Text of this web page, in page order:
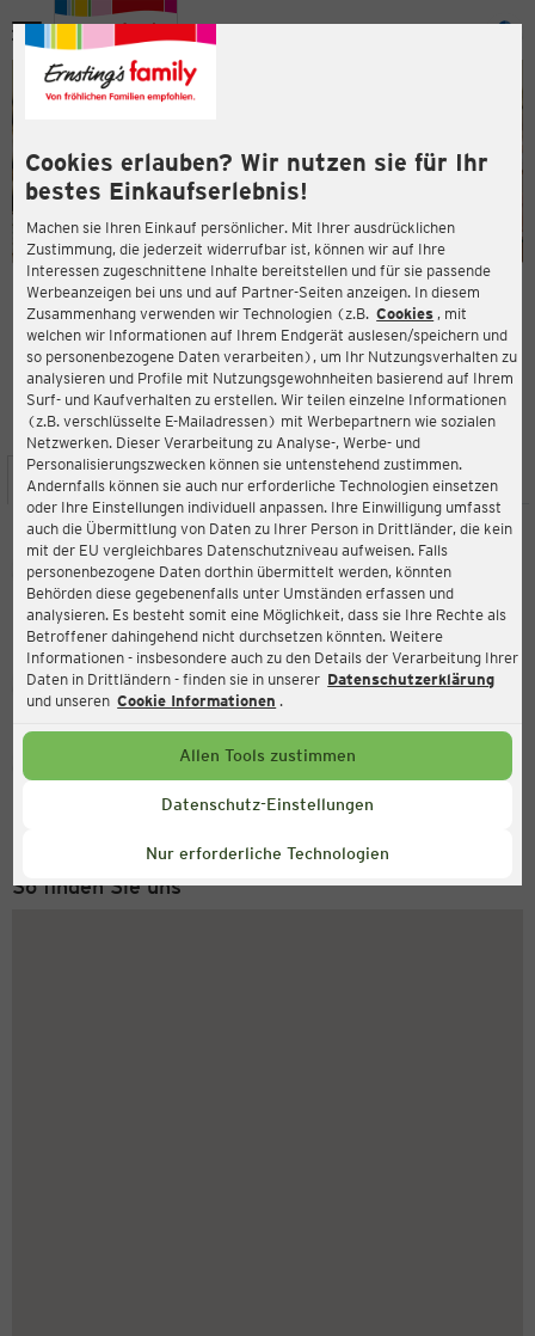
Cookies erlauben? Wir nutzen sie für Ihr
bestes Einkaufserlebnis!
Machen sie Ihren Einkauf persönlicher. Mit Ihrer ausdrücklichen
Zustimmung, die jederzeit widerrufbar ist, können wir auf Ihre
Interessen zugeschnittene Inhalte bereitstellen und für sie passende
Werbeanzeigen bei uns und auf Partner-Seiten anzeigen. In diesem
Zusammenhang verwenden wir Technologien (z.B. Cookies , mit
welchen wir Informationen auf Ihrem Endgerät auslesen/speichern und
so personenbezogene Daten verarbeiten), um Ihr Nutzungsverhalten zu
analysieren und Profile mit Nutzungsgewohnheiten basierend auf Ihrem
Surf- und Kaufverhalten zu erstellen. Wir teilen einzelne Informationen
(z.B. verschlüsselte E-Mailadressen) mit Werbepartnern wie sozialen
Netzwerken. Dieser Verarbeitung zu Analyse-, Werbe- und
Personalisierungszwecken können sie untenstehend zustimmen.
Andernfalls können sie auch nur erforderliche Technologien einsetzen
oder Ihre Einstellungen individuell anpassen. Ihre Einwilligung umfasst
auch die Übermittlung von Daten zu Ihrer Person in Drittländer, die kein
mit der EU vergleichbares Datenschutzniveau aufweisen. Falls
personenbezogene Daten dorthin übermittelt werden, könnten
Behörden diese gegebenenfalls unter Umständen erfassen und
analysieren. Es besteht somit eine Möglichkeit, dass sie Ihre Rechte als
Betroffener dahingehend nicht durchsetzen könnten. Weitere
Informationen - insbesondere auch zu den Details der Verarbeitung Ihrer
Daten in Drittländern - finden sie in unserer Datenschutzerklärung
und unseren Cookie Informationen .
Allen Tools zustimmen
Datenschutz-Einstellungen
Nur erforderliche Technologien
Menü
ERNSTING'S FAMILY FILIALE
Senftenberger Ring 5
13439 Berlin
4,3
Bewertung:
STANDORT SERVICES SORTIMENT AKTIONEN
Ernsting's family
Senftenberger Ring 5, 13439 Berlin
Aktuell:
Geschlossen
Service Hotline
+49 (0) 2546 / 98 999 98
So finden Sie uns